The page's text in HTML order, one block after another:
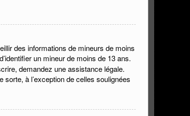
des informations de mineurs de moins
un mineur de moins de 13 ans.
demandez une assistance légale.
à l’exception de celles soulignées